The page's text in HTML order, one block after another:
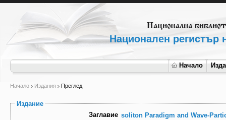
Национален регистър
Начало
Начало Издания Преглед
Издание
Заглавие soliton Paradigm and Wave-